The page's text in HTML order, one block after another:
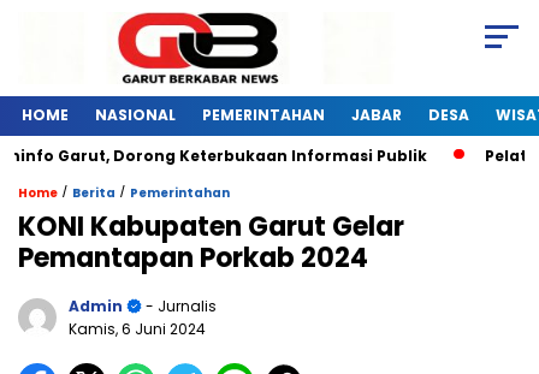
HOME NASIONAL PEMERINTAHAN JABAR DESA
Dorong Keterbukaan Informasi Publik
Pelatihan
Home / Berita / Pemerintahan
KONI Kabupaten Garut Gelar
Pemantapan Porkab 2024
Admin
- Jurnalis
Kamis, 6 Juni 2024